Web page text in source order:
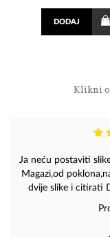
DODAJ
Klikni
Ja neću postaviti
Magazi,od
dvije slike i citirati
koncerta..."Ja znam
godina Bosnom Behar
porodici